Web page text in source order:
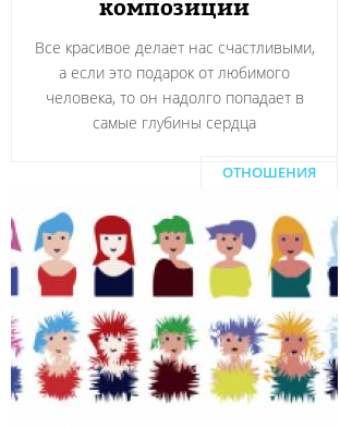
композиции
Все красивое делает нас счастливыми,
а если это подарок от любимого
человека, то он надолго попадает в
самые глубины сердца
ОТНОШЕНИЯ